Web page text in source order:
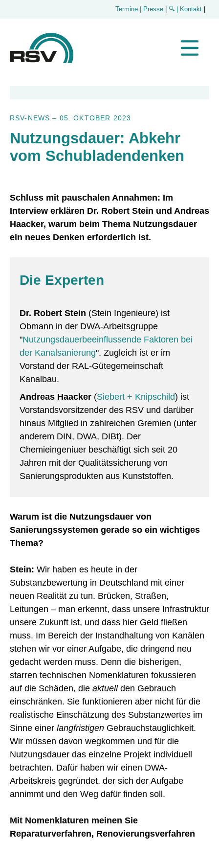
Termine | Presse 🔍 | Kontakt
RSV-NEWS – 05. OKTOBER 2023
Nutzungsdauer: Abkehr
vom Schubladendenken
Schluss mit pauschalen Annahmen: Im
Interview erklären Dr. Robert Stein und Andreas
Haacker, warum beim Thema Nutzungsdauer
ein neues Denken erforderlich ist.
Die Experten
Dr. Robert Stein (Stein Ingenieure) ist
Obmann in der DWA-Arbeitsgruppe
"Nutzungsdauerbeeinflussende Faktoren bei
der Kanalsanierung". Zugleich ist er im
Vorstand der RAL-Gütegemeinschaft
Kanalbau.
Andreas Haacker (Siebert + Knipschild) ist
Vorstandsvorsitzender des RSV und darüber
hinaus Mitglied in zahlreichen Gremien (unter
anderem DIN, DWA, DIBt). Der
Chemieingeniuer beschäftigt sich seit 20
Jahren mit der Qualitätssicherung von
Sanierungsprodukten aus Kunststoffen.
Warum ist die Nutzungsdauer von
Sanierungssystemen gerade so ein wichtiges
Thema?
Stein: Wir haben es heute in der
Substanzbewertung in Deutschland mit einer
neuen Realität zu tun. Brücken, Straßen,
Leitungen – man erkennt, dass unsere Infrastruktur
unsere Zukunft ist, und dass hier Geld fließen
muss. Im Bereich der Instandhaltung von Kanälen
stehen wir vor einer Aufgabe, die dringend neu
gedacht werden muss. Denn die bisherigen,
starren technischen Nomenklaturen fokussieren
auf die Schäden, die aktuellden Gebrauch
einschränken. Sie funktionieren aber nicht für die
realistische Einschätzung des Substanzwertes im
Sinne einer langfristigen Gebrauchstauglichkeit.
Wir müssen davon wegkommen und für die
Nutzungsdauer das einzelne Projekt individuell
betrachten. Dafür haben wir einen DWA-
Arbeitskreis gegründet, der sich der Aufgabe
annimmt und den Weg dafür finden soll.
Mit Nomenklaturen meinen Sie
Reparaturverfahren, Renovierungsverfahren